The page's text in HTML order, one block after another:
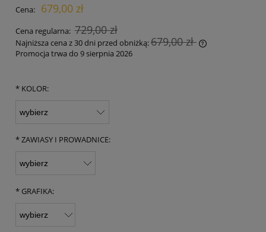
Cena: 679,00 zł
Cena regularna: 729,00 zł
Najniższa cena z 30 dni przed obniżką:679,00 zł
Promocja trwa do 9 sierpnia 2026
* KOLOR:
*ZAWIASY I PROWADNICE:
* GRAFIKA: